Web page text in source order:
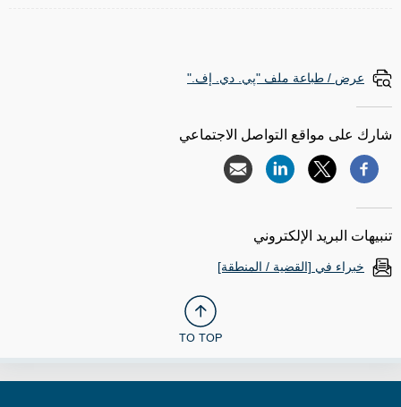
عرض / طباعة ملف "پي. دي. إف."
شارك على مواقع التواصل الاجتماعي
تنبيهات البريد الإلكتروني
خبراء في [القضية / المنطقة]
TO TOP